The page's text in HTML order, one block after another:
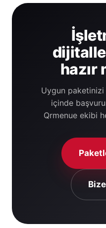
hazır
Uygun
içinde
Qrmenue ekibi